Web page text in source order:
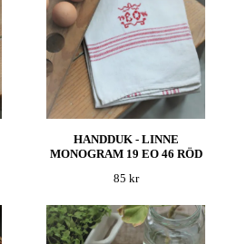
HANDDUK - LINNE
MONOGRAM 19 EO 46 RÖD
85 kr